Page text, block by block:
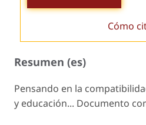
Cómo
Resumen (es)
Pensando en la
y educación... Documento